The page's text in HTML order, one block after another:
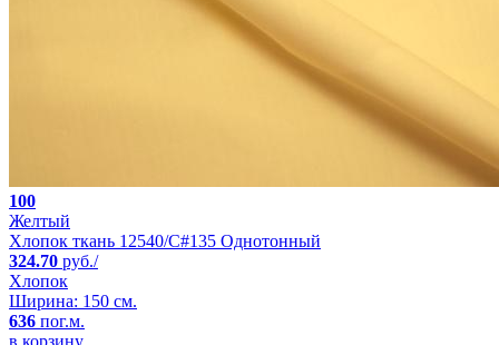
100
Желтый
Хлопок ткань 12540/C#135 Однотонный
324.70 руб./
Хлопок
Ширина: 150 см.
636 пог.м.
в корзину